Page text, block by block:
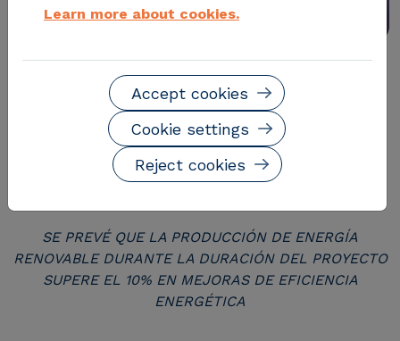
A TRAVÉS DE 7 PARQUES PILOTO ESTE PROYECTO
AYUDA A DESARROLLAR UN PLAN DE COOPERACIÓN
ENERGÉTICA QUE LOGRE REDUCIR LOS COSTES Y
CONSUMO ENERGÉTICOS, POTENCIANDO LA
IMPLANTACIÓN DE ENERGÍAS RENOVABLES EN LA
ZONA.
SE PREVÉ QUE LA PRODUCCIÓN DE ENERGÍA
RENOVABLE DURANTE LA DURACIÓN DEL PROYECTO
SUPERE EL 10% EN MEJORAS DE EFICIENCIA
ENERGÉTICA
Learn more about cookies.
Reject cookies
Cookie settings
Accept cookies